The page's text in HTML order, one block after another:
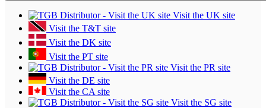
Visit the UK site
Visit the T&T site
Visit the DK site
Visit the PT site
Visit the PR site
Visit the DE site
Visit the CA site
Visit the SG site